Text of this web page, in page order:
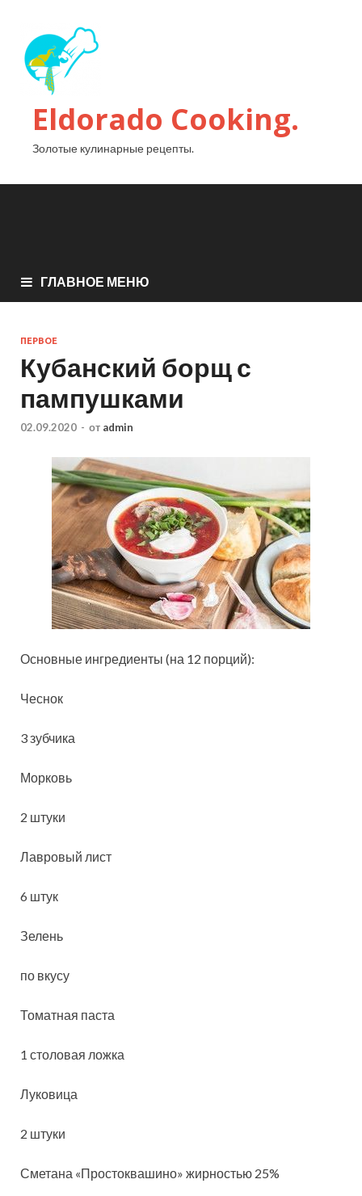
Eldorado Сooking.
Золотые кулинарные рецепты.
ГЛАВНОЕ МЕНЮ
ПЕРВОЕ
Кубанский борщ с
пампушками
02.09.2020 - от admin
Основные ингредиенты (на 12 порций):
Чеснок
3 зубчика
Морковь
2 штуки
Лавровый лист
6 штук
Зелень
по вкусу
Томатная паста
1 столовая ложка
Луковица
2 штуки
Сметана «Простоквашино» жирностью 25%